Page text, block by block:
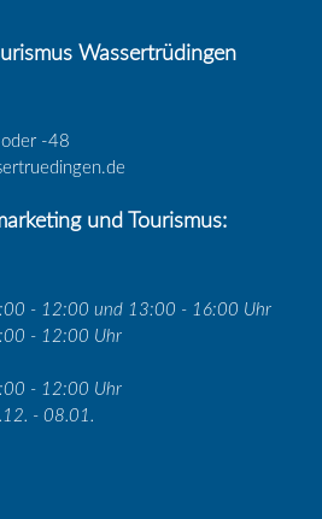
Wassertrüdingen
-48
und Tourismus:
- 12:00 und 13:00 - 16:00 Uhr
- 12:00 Uhr
- 12:00 Uhr
- 08.01.